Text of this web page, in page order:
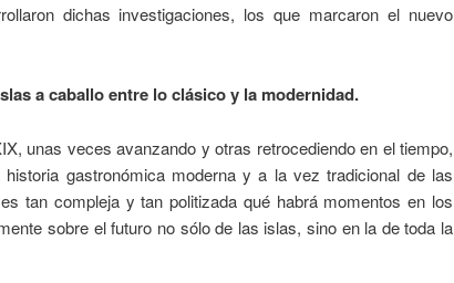
dichas investigaciones, los que marcaron el nuevo
a caballo entre lo clásico y la modernidad.
unas veces avanzando y otras retrocediendo en el tiempo,
historia gastronómica moderna y a la vez tradicional de las
tan compleja y tan politizada qué habrá momentos en los
sobre el futuro no sólo de las islas, sino en la de toda la